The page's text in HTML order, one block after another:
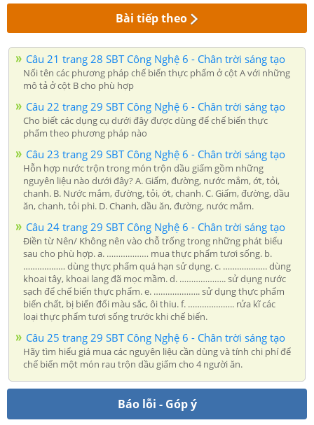
Bài tiếp theo
Câu 21 trang 28 SBT Công Nghệ 6 - Chân trời sáng tạo
Nối tên các phương pháp chế biến thực phẩm ở cột A với những
mô tả ở cột B cho phù hợp
Câu 22 trang 29 SBT Công Nghệ 6 - Chân trời sáng tạo
Cho biết các dụng cụ dưới đây được dùng để chế biến thực
phẩm theo phương pháp nào
Câu 23 trang 29 SBT Công Nghệ 6 - Chân trời sáng tạo
Hỗn hợp nước trộn trong món trộn dầu giấm gồm những
nguyên liệu nào dưới đây? A. Giấm, đường, nước mắm, ớt, tỏi,
chanh. B. Nước mắm, đường, tỏi, ớt, chanh. C. Giấm, đường, dầu
ăn, chanh, tỏi phi. D. Chanh, dầu ăn, đường, nước mắm.
Câu 24 trang 29 SBT Công Nghệ 6 - Chân trời sáng tạo
Điền từ Nên/ Không nên vào chỗ trống trong những phát biểu
sau cho phù hợp. a. ……………… mua thực phẩm tươi sống. b.
……………… dùng thực phẩm quá hạn sử dụng. c. ………………. dùng
khoai tây, khoai lang đã mọc mầm. d. ……………….. sử dụng nước
sạch để chế biến thực phẩm. e. ……………….. sử dụng thực phẩm
biến chất, bị biến đổi màu sắc, ôi thiu. f. ……………….. rửa kĩ các
loại thực phẩm tươi sống trước khi chế biến.
Câu 25 trang 29 SBT Công Nghệ 6 - Chân trời sáng tạo
Hãy tìm hiểu giá mua các nguyên liệu cần dùng và tính chi phí để
chế biến một món rau trộn dầu giấm cho 4 người ăn.
Báo lỗi - Góp ý